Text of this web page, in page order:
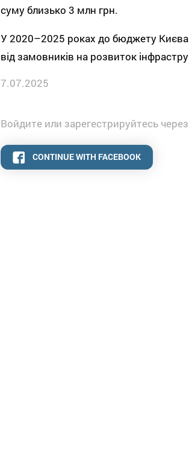
суму близько 3 млн грн.
У 2020–2025 роках до бюджету
від замовників на розвиток
7.07.2025
Войдите или зарегестрируйтесь
CONTINUE WITH FACEBOOK